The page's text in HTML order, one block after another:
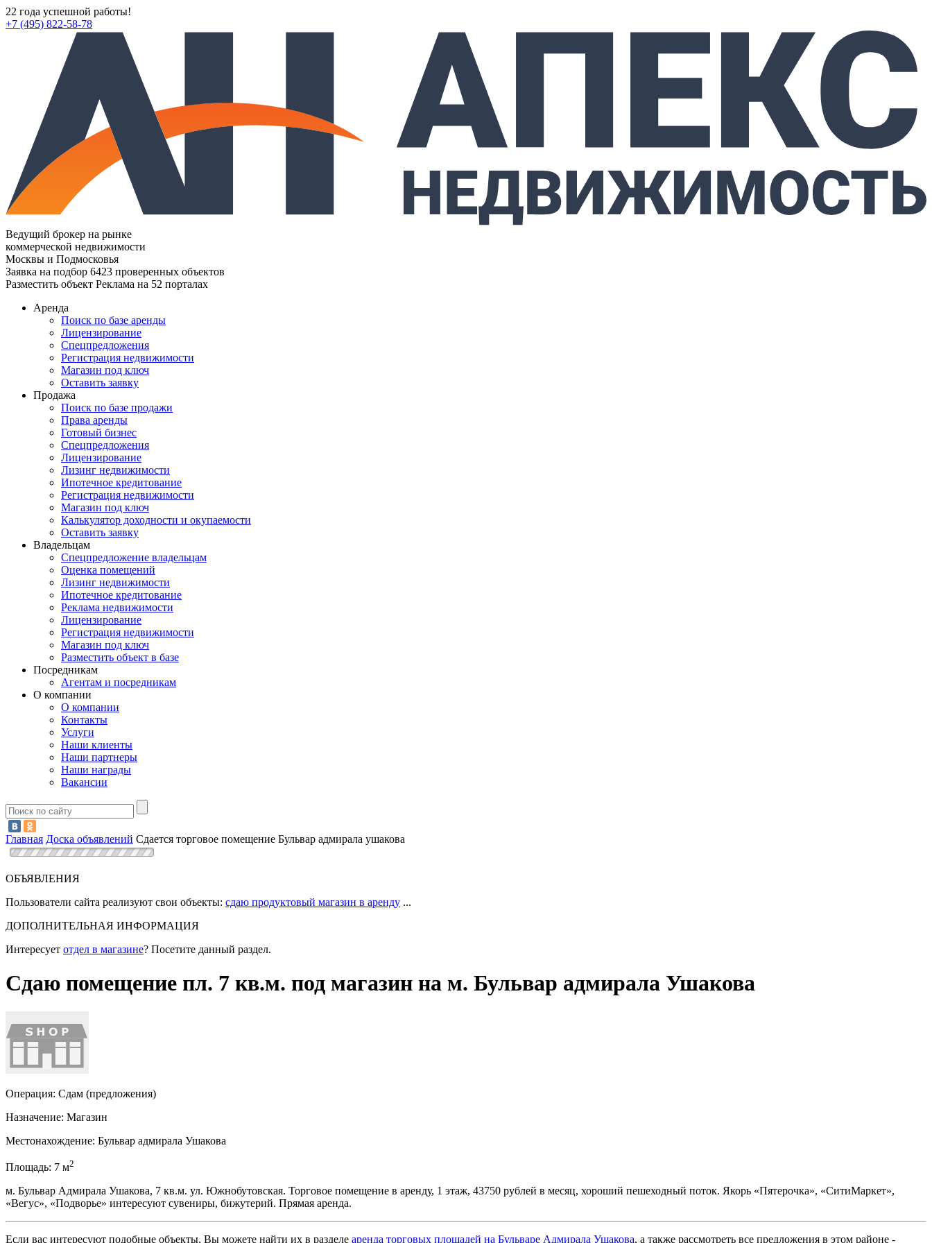
22 года успешной работы!
+7 (495) 822-58-78
Ведущий брокер на рынке
коммерческой недвижимости
Москвы и Подмосковья
Заявка на подбор 6423 проверенных объектов
Разместить объект Реклама на 52 порталах
Аренда
Поиск по базе аренды
Лицензирование
Спецпредложения
Регистрация недвижимости
Магазин под ключ
Оставить заявку
Продажа
Поиск по базе продажи
Права аренды
Готовый бизнес
Спецпредложения
Лицензирование
Лизинг недвижимости
Ипотечное кредитование
Регистрация недвижимости
Магазин под ключ
Калькулятор доходности и окупаемости
Оставить заявку
Владельцам
Спецпредложение владельцам
Оценка помещений
Лизинг недвижимости
Ипотечное кредитование
Реклама недвижимости
Лицензирование
Регистрация недвижимости
Магазин под ключ
Разместить объект в базе
Посредникам
Агентам и посредникам
О компании
О компании
Контакты
Услуги
Наши клиенты
Наши партнеры
Наши награды
Вакансии
Главная Доска объявлений Сдается торговое помещение Бульвар адмирала ушакова
ОБЪЯВЛЕНИЯ
Пользователи сайта реализуют свои объекты: сдаю продуктовый магазин в аренду ...
ДОПОЛНИТЕЛЬНАЯ ИНФОРМАЦИЯ
Интересует отдел в магазине? Посетите данный раздел.
Сдаю помещение пл. 7 кв.м. под магазин на м. Бульвар адмирала Ушакова
Операция: Сдам (предложения)
Назначение: Магазин
Местонахождение: Бульвар адмирала Ушакова
Площадь: 7 м2
м. Бульвар Адмирала Ушакова, 7 кв.м. ул. Южнобутовская. Торговое помещение в аренду, 1 этаж, 43750 рублей в месяц, хороший пешеходный поток. Якорь «Пятерочка», «СитиМаркет»,
«Вегус», «Подворье» интересуют сувениры, бижутерий. Прямая аренда.
Если вас интересуют подобные объекты, Вы можете найти их в разделе аренда торговых площадей на Бульваре Адмирала Ушакова, а также рассмотреть все предложения в этом районе -